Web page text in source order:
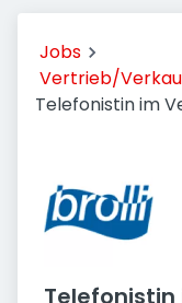
Jobs
Vertrieb/
Telefonistin im
Telefonistin